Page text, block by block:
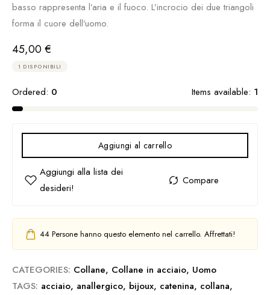
basso rappresenta l’aria e il fuoco. L’incrocio dei due triangoli
forma il cuore dell’uomo.
45,00€
1 DISPONIBILI
Ordered: 0 Items available: 1
Aggiungi al carrello
44 Persone hanno questo elemento nel carrello. Affrettati!
CATEGORIES: Collane, Collane in acciaio, Uomo
TAGS: acciaio, anallergico, bijoux, catenina, collana,